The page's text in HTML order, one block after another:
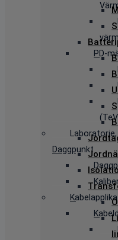
PD-
Daggpunkt